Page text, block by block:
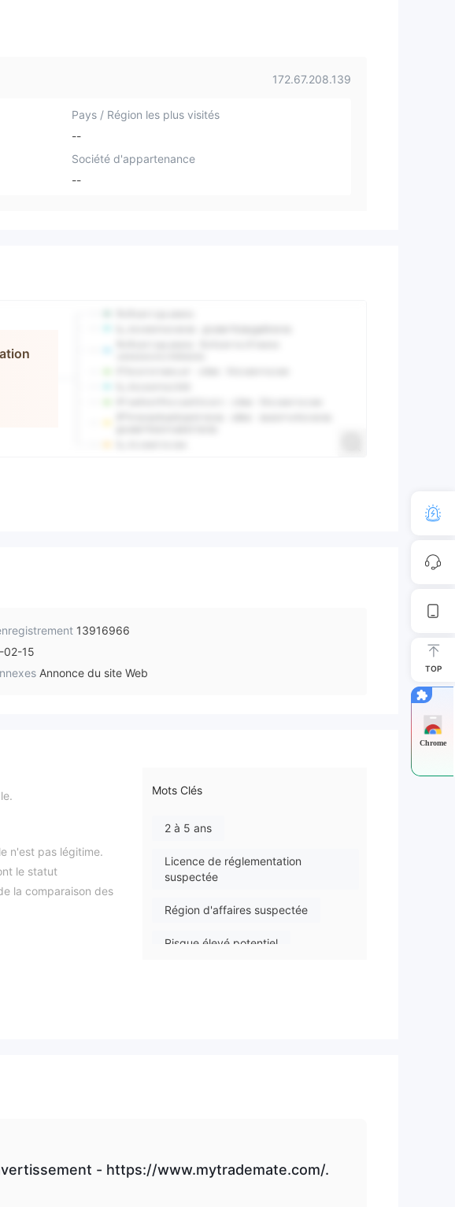
172.67.208.139
Pays / Région les plus visités
--
Société d'appartenance
--
13916966
02-15
Annonce du site Web
n'est pas légitime.
le statut
la comparaison des
être évités si
société est toujours
décourager
Mots Clés
2 à 5 ans
Licence de réglementation
suspectée
Région d'affaires suspectée
Risque élevé potentiel
- https://www.mytrademate.com/.
TOP
Chrome